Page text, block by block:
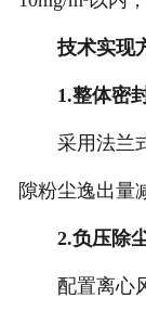
技术实现
1.整体密
采用法兰式
隙粉尘逸出量
2.负压除
配置离心风